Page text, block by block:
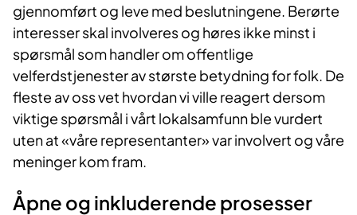
gjennomført og leve med beslutningene. Berørte
interesser skal involveres og høres ikke minst i
spørsmål som handler om offentlige
velferdstjenester av største betydning for folk. De
fleste av oss vet hvordan vi ville reagert dersom
viktige spørsmål i vårt lokalsamfunn ble vurdert
uten at «våre representanter» var involvert og våre
meninger kom fram.
Åpne og inkluderende prosesser